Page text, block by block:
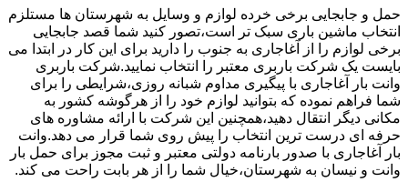
حمل و جابجایی برخی خرده لوازم و وسایل به شهرستان ها مستلزم
انتخاب ماشین باری سبک تر است،تصور کنید شما قصد جابجایی
برخی لوازم را از آغاجاری به جنوب را دارید برای این کار در ابتدا می
بایست یک شرکت باربری معتبر را انتخاب نمایید.شرکت باربری
وانت بار آغاجاری با پیگیری مداوم شبانه روزی،شرایطی را برای
شما فراهم نموده که بتوانید لوازم خود را از هرگوشه کشور به
مکانی دیگر انتقال دهید،همچنین این شرکت با ارائه مشاوره های
حرفه ای درست ترین انتخاب را پیش روی شما قرار می دهد.وانت
بار آغاجاری با صدور بارنامه دولتی معتبر و ثبت مجوز برای حمل بار
وانت و نیسان به شهرستان،خیال شما را از هر بابت راحت می کند.